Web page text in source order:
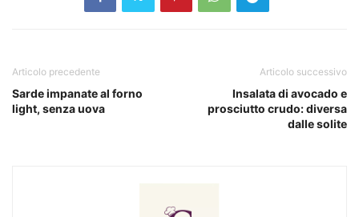
Articolo precedente
Sarde impanate al forno
light, senza uova
Articolo successivo
Insalata di avocado e
prosciutto crudo: diversa
dalle solite